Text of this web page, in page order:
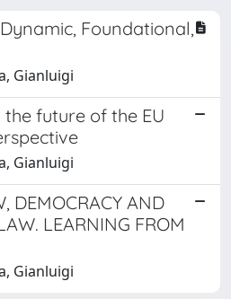
Foundational,
Gianluigi
future of the EU
Gianluigi
DEMOCRACY AND
LEARNING FROM
Gianluigi